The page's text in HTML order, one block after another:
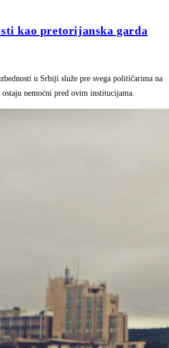
kao pretorijanska garda
u Srbiji služe pre svega političarima na
nemoćni pred ovim institucijama.